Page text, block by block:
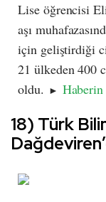
Lise öğrencisi
aşı
için geliştirdiği
21 ülkeden 400
oldu. ► Haberin
18) Türk